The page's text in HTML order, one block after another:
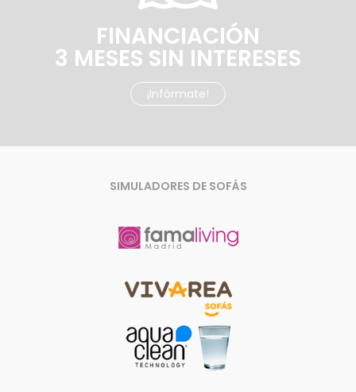
FINANCIACIÓN
3 MESES SIN INTERESES
¡Infórmate!
SIMULADORES DE SOFÁS